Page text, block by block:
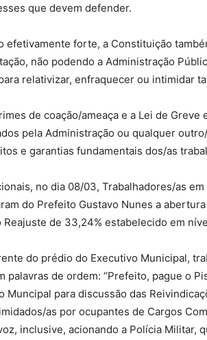
que devem defender.
forte, a Constituição
não podendo a Administração
relativizar, enfraquecer ou intimidar
de coação/ameaça e a Lei de Greve
pela Administração ou qualquer
e garantias fundamentais dos/as
no dia 08/03, Trabalhadores/as em
do Prefeito Gustavo Nunes a
Reajuste de 33,24% estabelecido em
do prédio do Executivo Municipal,
de ordem: “Prefeito, pague o
para discussão das
as por ocupantes de Cargos
inclusive, acionando a Polícia Militar,